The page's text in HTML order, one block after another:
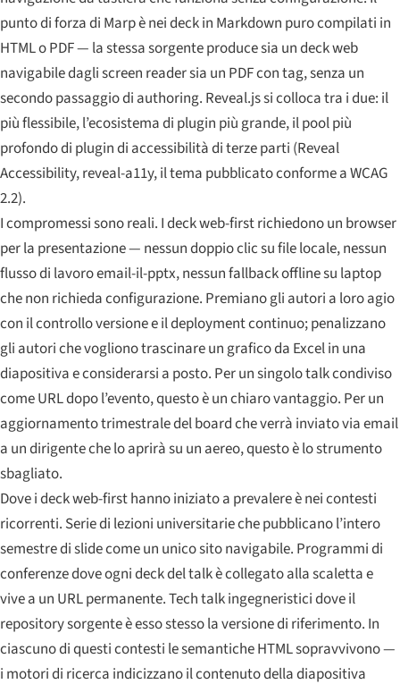
punto di forza di Marp è nei deck in Markdown puro compilati in
HTML o PDF — la stessa sorgente produce sia un deck web
navigabile dagli screen reader sia un PDF con tag, senza un
secondo passaggio di authoring. Reveal.js si colloca tra i due: il
più flessibile, l’ecosistema di plugin più grande, il pool più
profondo di plugin di accessibilità di terze parti (Reveal
Accessibility, reveal-a11y, il tema pubblicato conforme a WCAG
2.2).
I compromessi sono reali. I deck web-first richiedono un browser
per la presentazione — nessun doppio clic su file locale, nessun
flusso di lavoro email-il-pptx, nessun fallback offline su laptop
che non richieda configurazione. Premiano gli autori a loro agio
con il controllo versione e il deployment continuo; penalizzano
gli autori che vogliono trascinare un grafico da Excel in una
diapositiva e considerarsi a posto. Per un singolo talk condiviso
come URL dopo l’evento, questo è un chiaro vantaggio. Per un
aggiornamento trimestrale del board che verrà inviato via email
a un dirigente che lo aprirà su un aereo, questo è lo strumento
sbagliato.
Dove i deck web-first hanno iniziato a prevalere è nei contesti
ricorrenti. Serie di lezioni universitarie che pubblicano l’intero
semestre di slide come un unico sito navigabile. Programmi di
conferenze dove ogni deck del talk è collegato alla scaletta e
vive a un URL permanente. Tech talk ingegneristici dove il
repository sorgente è esso stesso la versione di riferimento. In
ciascuno di questi contesti le semantiche HTML sopravvivono —
i motori di ricerca indicizzano il contenuto della diapositiva